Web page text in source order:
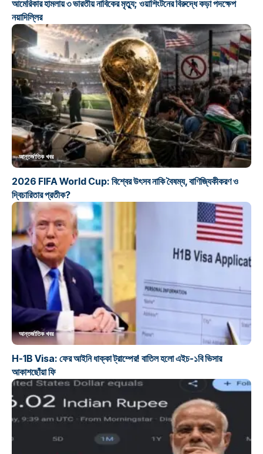
আমেরিকার হামলায় ৩ ভারতীয় নাবিকের মৃত্যু; ওয়াশিংটনের বিরুদ্ধে কড়া পদক্ষেপ
নয়াদিল্লির
আন্তর্জাতিক খবর
2026 FIFA World Cup: বিশ্বের উৎসব নাকি বৈষম্য, বাণিজ্যিকীকরণ ও
দ্বিচারিতার প্রতীক?
আন্তর্জাতিক খবর
H-1B Visa: ফের আইনি ধাক্কা ট্রাম্পের! বাতিল হলো এইচ-১বি ভিসার
আকাশছোঁয়া ফি